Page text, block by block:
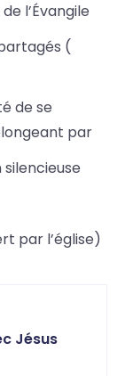
l’Évangile
(
de se
par
silencieuse
par l’église)
Jésus